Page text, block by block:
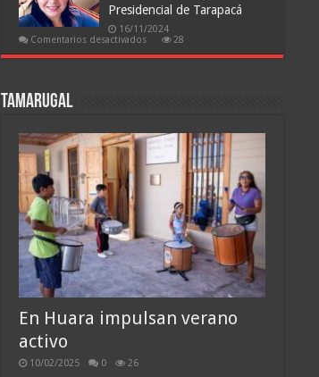
CONAF
Santa
Presidencial de Tarapacá
16/11/2024
Comentarios desactivadosen
Donoso
de
Tarapacá
28
Tamarugal
En Huara impulsan verano
activo
10/02/2025 0 26